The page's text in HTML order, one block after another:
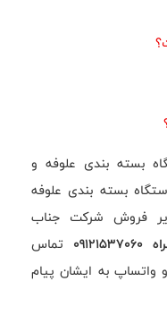
بسته بندی علوفه و
بسته بندی علوفه
فروش شرکت جناب
تماس
واتساپ به ایشان پیام